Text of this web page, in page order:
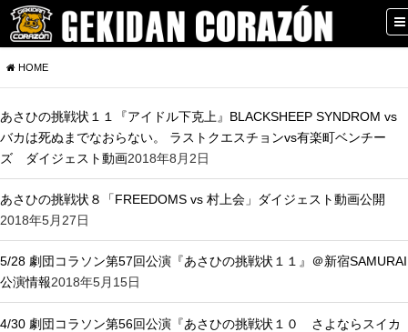
HOME
あさひの挑戦状１１『アイドル下克上』BLACKSHEEP SYNDROM vs
バカは死ぬまでなおらない。 ラストクエスチョンvs有楽町ベンチー
ズ ダイジェスト動画2018年8月2日
あさひの挑戦状８「FREEDOMS vs 村上会」ダイジェスト動画公開
2018年5月27日
5/28 劇団コラソン第57回公演『あさひの挑戦状１１』＠新宿SAMURAI
公演情報2018年5月15日
4/30 劇団コラソン第56回公演『あさひの挑戦状１０ さよならスイカ